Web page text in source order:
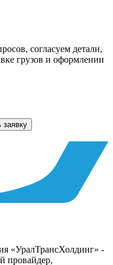
согласуем детали,
грузов и оформлении
заявку
«УралТрансХолдинг» -
провайдер,